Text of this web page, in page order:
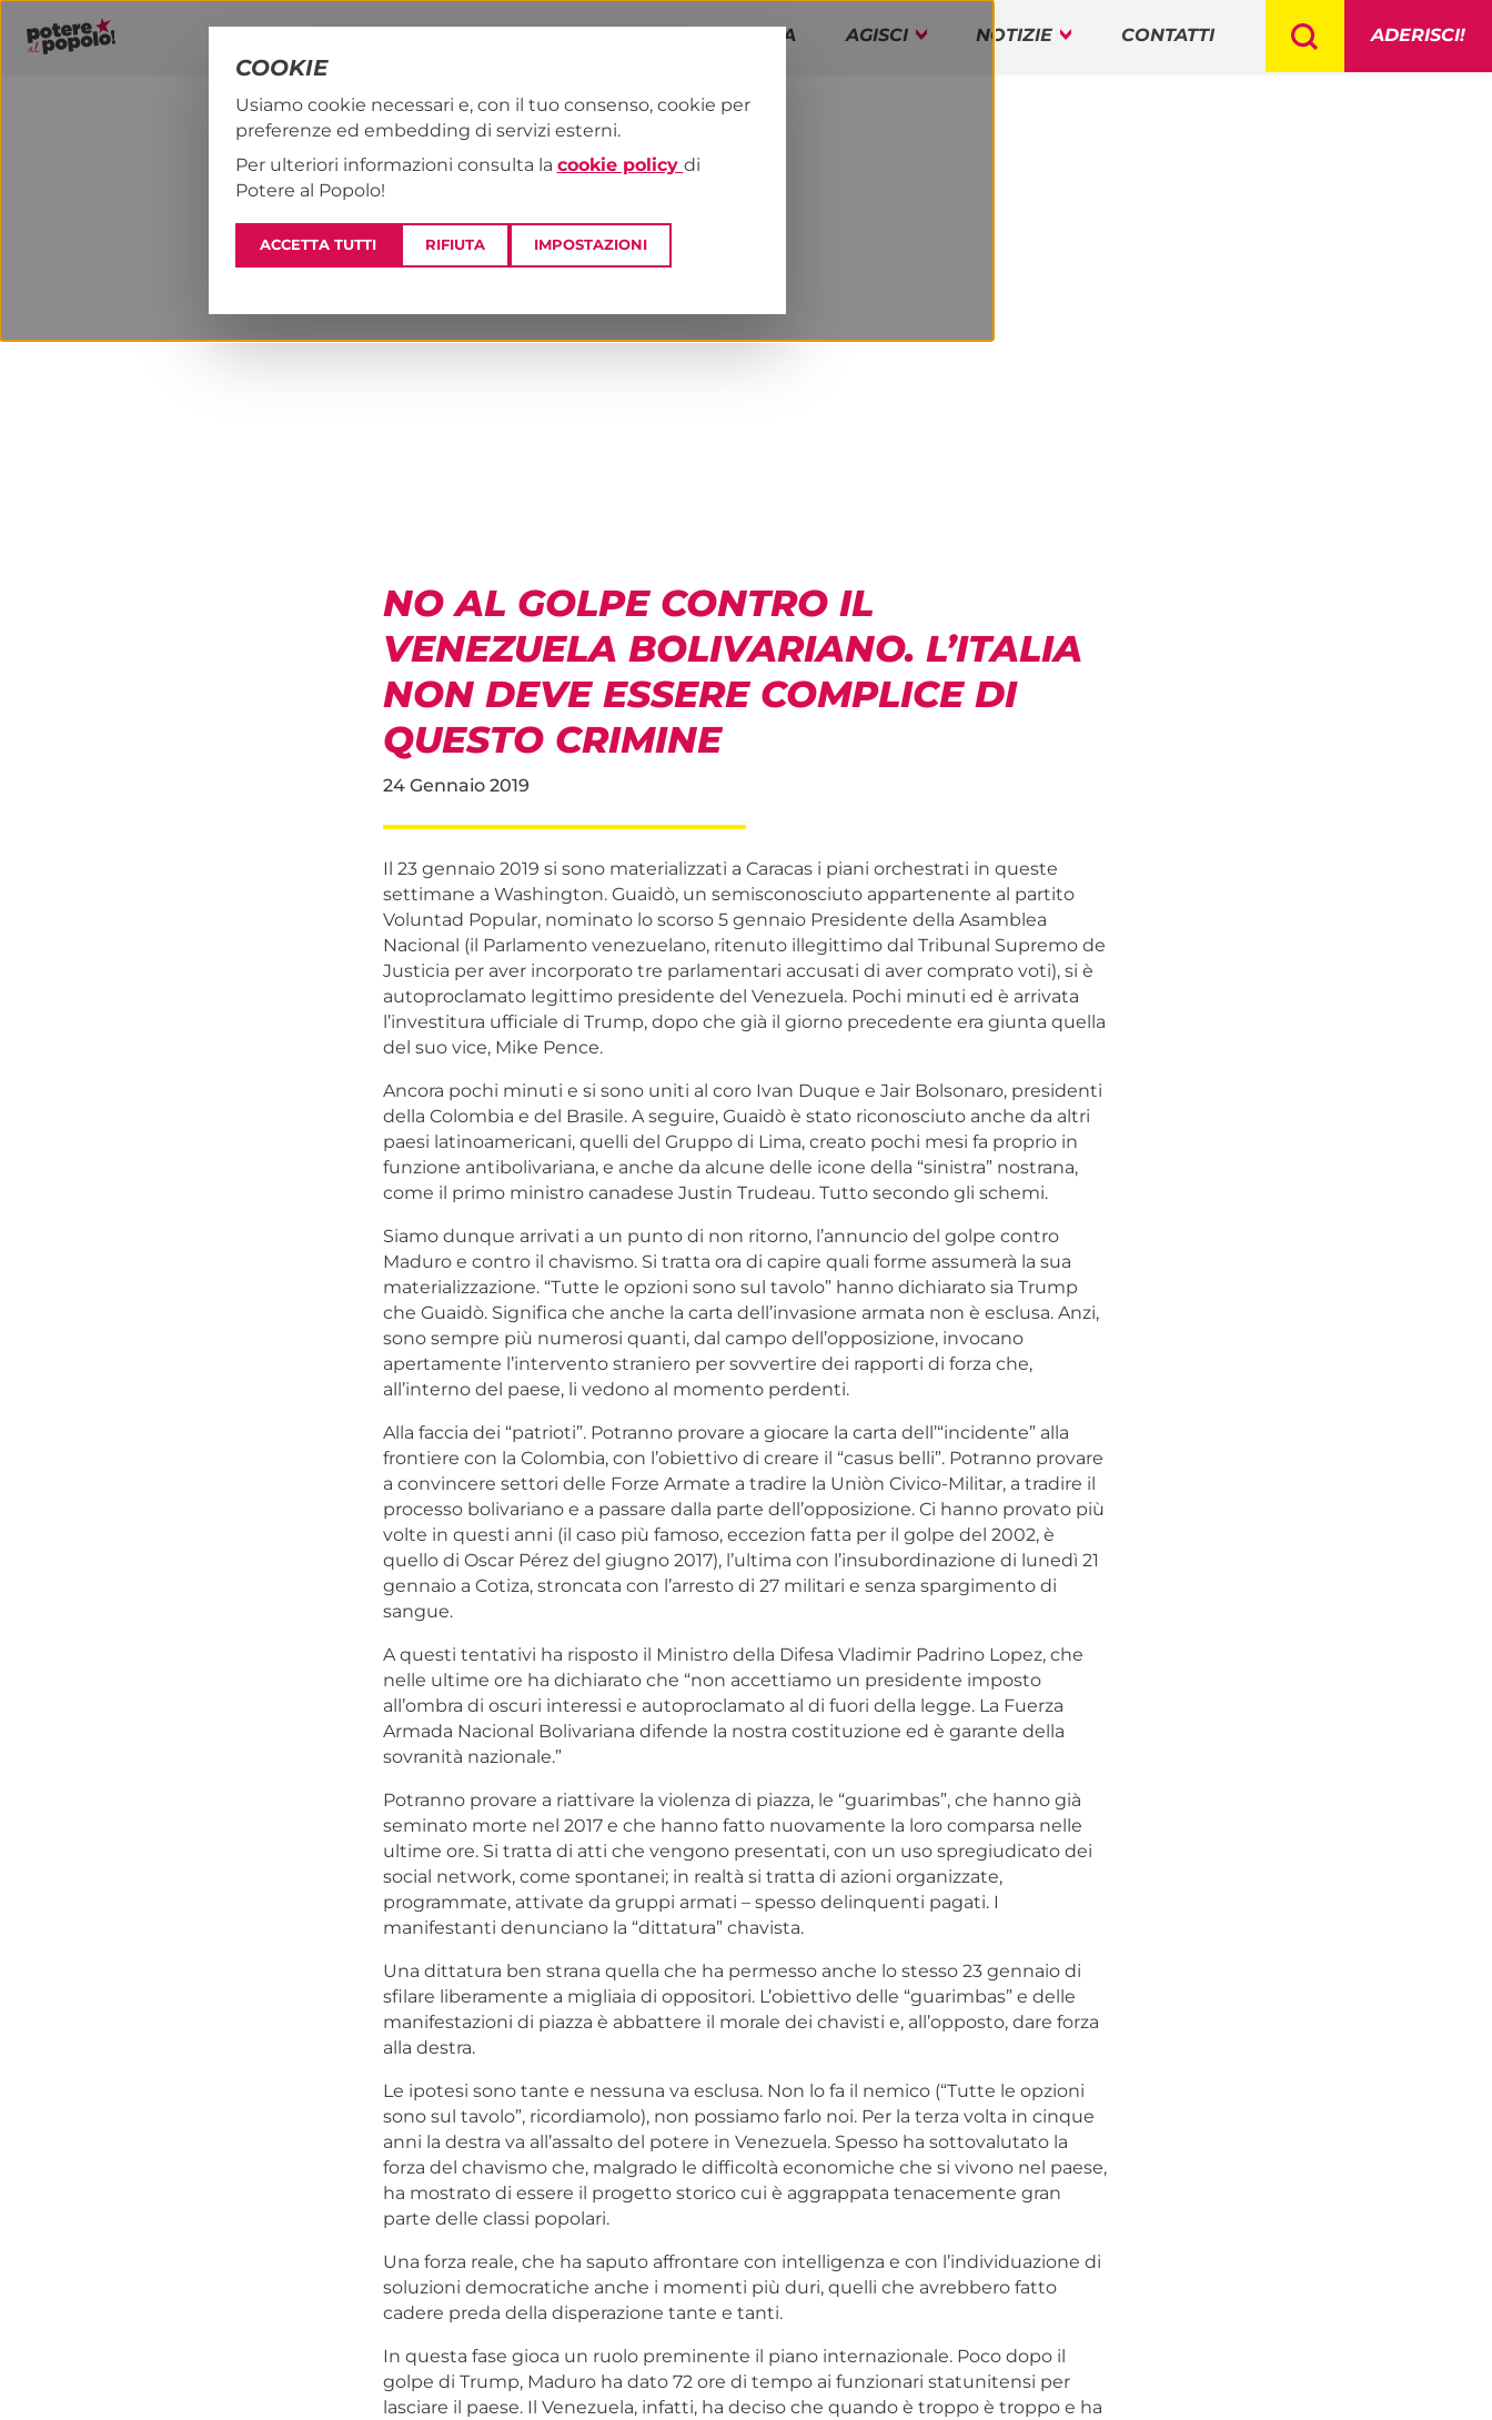
PROGRAMMA AGISCI NOTIZIE CONTATTI ADERISCI!
PAP! NOTIZIE NEWS & MEDIA
NO AL GOLPE CONTRO IL
VENEZUELA BOLIVARIANO. L’ITALIA
NON DEVE ESSERE COMPLICE DI
QUESTO CRIMINE
24 Gennaio 2019
Il 23 gennaio 2019 si sono materializzati a Caracas i piani orchestrati in queste
settimane a Washington. Guaidò, un semisconosciuto appartenente al partito
Voluntad Popular, nominato lo scorso 5 gennaio Presidente della Asamblea
Nacional (il Parlamento venezuelano, ritenuto illegittimo dal Tribunal Supremo de
Justicia per aver incorporato tre parlamentari accusati di aver comprato voti), si è
autoproclamato legittimo presidente del Venezuela. Pochi minuti ed è arrivata
l’investitura ufficiale di Trump, dopo che già il giorno precedente era giunta quella
del suo vice, Mike Pence.
Ancora pochi minuti e si sono uniti al coro Ivan Duque e Jair Bolsonaro, presidenti
della Colombia e del Brasile. A seguire, Guaidò è stato riconosciuto anche da altri
paesi latinoamericani, quelli del Gruppo di Lima, creato pochi mesi fa proprio in
funzione antibolivariana, e anche da alcune delle icone della “sinistra” nostrana,
come il primo ministro canadese Justin Trudeau. Tutto secondo gli schemi.
Siamo dunque arrivati a un punto di non ritorno, l’annuncio del golpe contro
Maduro e contro il chavismo. Si tratta ora di capire quali forme assumerà la sua
materializzazione. “Tutte le opzioni sono sul tavolo” hanno dichiarato sia Trump
che Guaidò. Significa che anche la carta dell’invasione armata non è esclusa. Anzi,
sono sempre più numerosi quanti, dal campo dell’opposizione, invocano
apertamente l’intervento straniero per sovvertire dei rapporti di forza che,
all’interno del paese, li vedono al momento perdenti.
Alla faccia dei “patrioti”. Potranno provare a giocare la carta dell’“incidente” alla
frontiere con la Colombia, con l’obiettivo di creare il “casus belli”. Potranno provare
a convincere settori delle Forze Armate a tradire la Uniòn Civico-Militar, a tradire il
processo bolivariano e a passare dalla parte dell’opposizione. Ci hanno provato più
volte in questi anni (il caso più famoso, eccezion fatta per il golpe del 2002, è
quello di Oscar Pérez del giugno 2017), l’ultima con l’insubordinazione di lunedì 21
gennaio a Cotiza, stroncata con l’arresto di 27 militari e senza spargimento di
sangue.
A questi tentativi ha risposto il Ministro della Difesa Vladimir Padrino Lopez, che
nelle ultime ore ha dichiarato che “non accettiamo un presidente imposto
all’ombra di oscuri interessi e autoproclamato al di fuori della legge. La Fuerza
Armada Nacional Bolivariana difende la nostra costituzione ed è garante della
sovranità nazionale.”
Potranno provare a riattivare la violenza di piazza, le “guarimbas”, che hanno già
seminato morte nel 2017 e che hanno fatto nuovamente la loro comparsa nelle
ultime ore. Si tratta di atti che vengono presentati, con un uso spregiudicato dei
social network, come spontanei; in realtà si tratta di azioni organizzate,
programmate, attivate da gruppi armati – spesso delinquenti pagati. I
manifestanti denunciano la “dittatura” chavista.
Una dittatura ben strana quella che ha permesso anche lo stesso 23 gennaio di
sfilare liberamente a migliaia di oppositori. L’obiettivo delle “guarimbas” e delle
manifestazioni di piazza è abbattere il morale dei chavisti e, all’opposto, dare forza
alla destra.
Le ipotesi sono tante e nessuna va esclusa. Non lo fa il nemico (“Tutte le opzioni
sono sul tavolo”, ricordiamolo), non possiamo farlo noi. Per la terza volta in cinque
anni la destra va all’assalto del potere in Venezuela. Spesso ha sottovalutato la
forza del chavismo che, malgrado le difficoltà economiche che si vivono nel paese,
ha mostrato di essere il progetto storico cui è aggrappata tenacemente gran
parte delle classi popolari.
Una forza reale, che ha saputo affrontare con intelligenza e con l’individuazione di
soluzioni democratiche anche i momenti più duri, quelli che avrebbero fatto
cadere preda della disperazione tante e tanti.
In questa fase gioca un ruolo preminente il piano internazionale. Poco dopo il
golpe di Trump, Maduro ha dato 72 ore di tempo ai funzionari statunitensi per
lasciare il paese. Il Venezuela, infatti, ha deciso che quando è troppo è troppo e ha
COOKIE
Usiamo cookie necessari e, con il tuo consenso, cookie per
preferenze ed embedding di servizi esterni.
Per ulteriori informazioni consulta la cookie policy di
Potere al Popolo!
ACCETTA TUTTI RIFIUTA IMPOSTAZIONI